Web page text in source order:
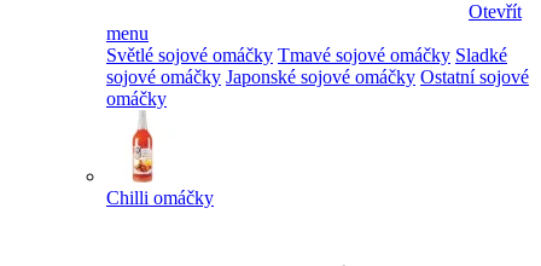
Otevřít
menu
Světlé sojové omáčky Tmavé sojové omáčky Sladké
sojové omáčky Japonské sojové omáčky Ostatní sojové
omáčky
Chilli omáčky